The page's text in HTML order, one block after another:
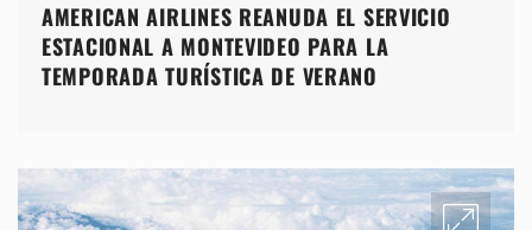
AMERICAN AIRLINES REANUDA EL SERVICIO
ESTACIONAL A MONTEVIDEO PARA LA
TEMPORADA TURÍSTICA DE VERANO